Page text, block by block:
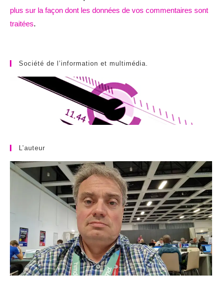
plus sur la façon dont les données de vos commentaires sont
traitées.
Société de l’information et multimédia.
L’auteur